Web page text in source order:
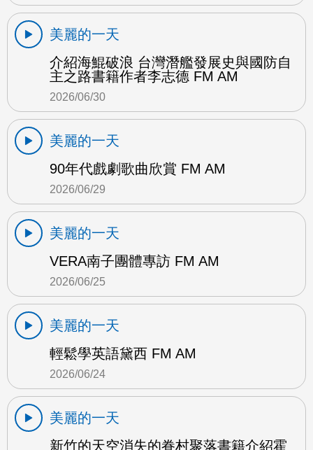
美麗的一天
介紹海鯤破浪 台灣潛艦發展史與國防自
主之路書籍作者李志德 FM AM
2026/06/30
美麗的一天
90年代戲劇歌曲欣賞 FM AM
2026/06/29
美麗的一天
VERA南子團體專訪 FM AM
2026/06/25
美麗的一天
輕鬆學英語黛西 FM AM
2026/06/24
美麗的一天
新竹的天空消失的眷村聚落書籍介紹霍